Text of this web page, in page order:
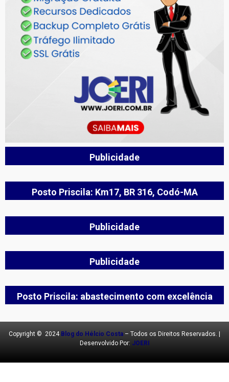
Publicidade
Posto Priscila: Km17, BR 316, Codó-MA
Publicidade
Publicidade
Posto Priscila: abastecimento com excelência
Copyright © 2024 Blog do Hélcio Costa – Todos os Direitos Reservados. |
Desenvolvido Por: JOERI